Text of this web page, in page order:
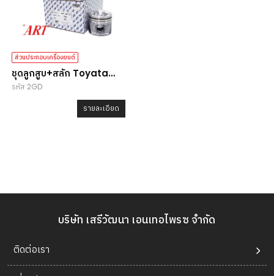
ส่วนประกอบเครื่องยนต์
ชุดลูกสูบ+สลัก Toyata
Revo 2.4 (2GD-FTV)
รหัส 2GD
รายละเอียด
บริษัท เสรีวัฒนา เอนเทอไพรซ จำกัด
ติดต่อเรา